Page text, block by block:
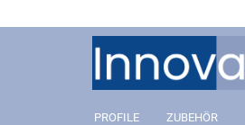
PROFILE ZUBEHÖR